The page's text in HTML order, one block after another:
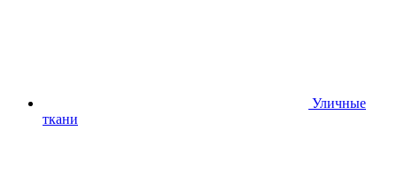
Уличные
ткани